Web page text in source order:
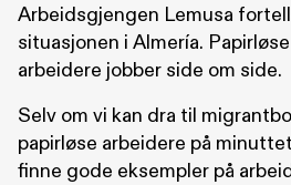
Arbeidsgjengen Lemusa
situasjonen i Almería.
arbeidere jobber side om side.
Selv om vi kan dra til
papirløse arbeidere på
finne gode eksempler på